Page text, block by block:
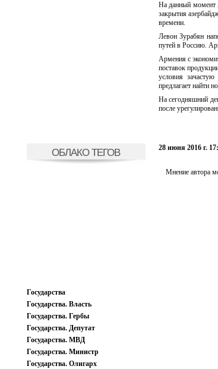
ОБЛАКО ТЕГОВ
Государства
Государства. Власть
Государства. Гербы
Государства. Депутат
Государства. МВД
Государства. Министр
Государства. Олигарх
На данный момент
закрытия
времени.
Левон Зурабян
путей в Россию.
Армения с
поставок
условия
предлагает найти
На сегодняшний
после
28 июня 2016 г.
Мнение автора